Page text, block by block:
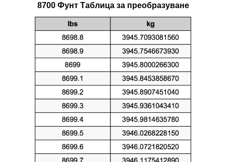
8700 Фунт Таблица за преобразуване